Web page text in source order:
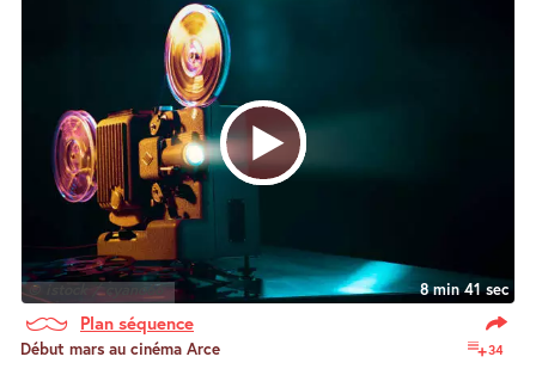
© istock / cyano66 8 min 41 sec
Plan séquence
34
Début mars au cinéma Arce